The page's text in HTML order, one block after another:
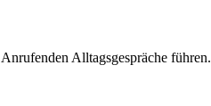
Alltagsgespräche führen.